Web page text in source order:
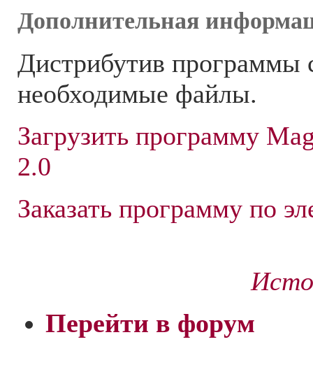
Дополнительная
Дистрибутив программы
необходимые файлы.
Загрузить программу
2.0
Заказать программу по
Перейти в форум